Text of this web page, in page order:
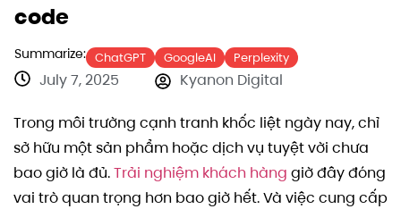
code
Summarize: ChatGPT GoogleAI Perplexity
July 7, 2025 Kyanon Digital
Trong môi trường cạnh tranh khốc liệt ngày nay, chỉ
sở hữu một sản phẩm hoặc dịch vụ tuyệt vời chưa
bao giờ là đủ.Trải nghiệm khách hàng giờ đây đóng
vai trò quan trọng hơn bao giờ hết. Và việc cung cấp